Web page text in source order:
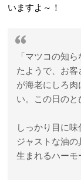
いますよ～！
「マツコの知
たようで、お
が海老にしろ
い。この日のと
しっかり目に味
ジャストな油
生まれるハーモ